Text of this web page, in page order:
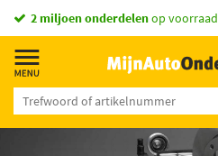
vandaag besteld,morgen in huis *
2 miljoen onderdelenop voorraad